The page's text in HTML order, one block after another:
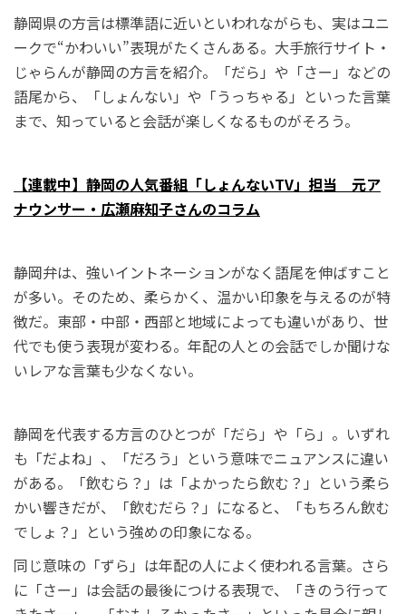
静岡県の方言は標準語に近いといわれながらも、実はユニ
ークで“かわいい”表現がたくさんある。大手旅行サイト・
じゃらんが静岡の方言を紹介。「だら」や「さー」などの
語尾から、「しょんない」や「うっちゃる」といった言葉
まで、知っていると会話が楽しくなるものがそろう。
【連載中】静岡の人気番組「しょんないTV」担当 元ア
ナウンサー・広瀬麻知子さんのコラム
静岡弁は、強いイントネーションがなく語尾を伸ばすこと
が多い。そのため、柔らかく、温かい印象を与えるのが特
徴だ。東部・中部・西部と地域によっても違いがあり、世
代でも使う表現が変わる。年配の人との会話でしか聞けな
いレアな言葉も少なくない。
静岡を代表する方言のひとつが「だら」や「ら」。いずれ
も「だよね」、「だろう」という意味でニュアンスに違い
がある。「飲むら？」は「よかったら飲む？」という柔ら
かい響きだが、「飲むだら？」になると、「もちろん飲む
でしょ？」という強めの印象になる。
同じ意味の「ずら」は年配の人によく使われる言葉。さら
に「さー」は会話の最後につける表現で、「きのう行って